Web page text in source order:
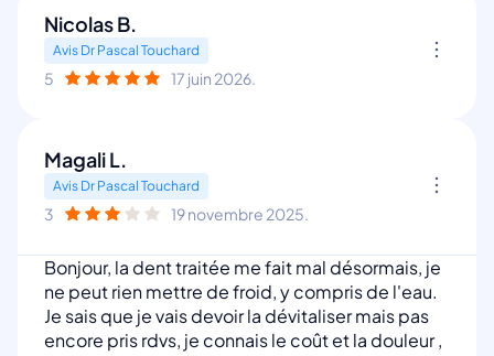
Nicolas B.
Avis Dr Pascal Touchard
5 17 juin 2026.
Magali L.
Avis Dr Pascal Touchard
3 19 novembre 2025.
Bonjour, la dent traitée me fait mal désormais, je
ne peut rien mettre de froid, y compris de l'eau.
Je sais que je vais devoir la dévitaliser mais pas
encore pris rdvs, je connais le coût et la douleur ,